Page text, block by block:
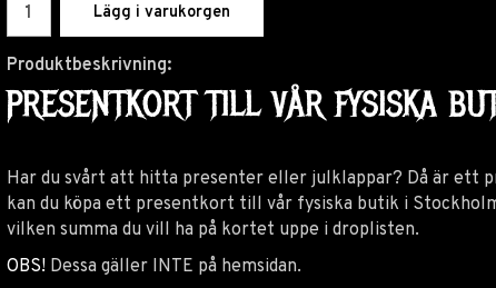
Lägg i varukorgen
Produktbeskrivning:
PRESENTKORT TILL VÅR FYSISKA
Har du svårt att hitta presenter eller julklappar? Då är ett
kan du köpa ett presentkort till vår fysiska butik i
vilken summa du vill ha på kortet uppe i droplisten.
OBS!Dessa gäller INTE på hemsidan.